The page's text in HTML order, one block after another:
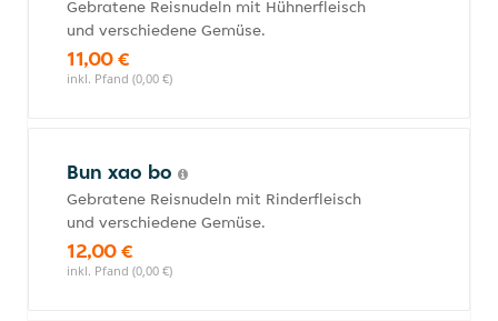
Gebratene Reisnudeln mit Hühnerfleisch
und verschiedene Gemüse.
11,00 €
inkl. Pfand (0,00 €)
Bun xao bo
Gebratene Reisnudeln mit Rinderfleisch
und verschiedene Gemüse.
12,00 €
inkl. Pfand (0,00 €)